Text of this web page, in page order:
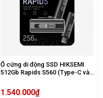
Ổ cứng di động SSD HIKSEMI
512Gb Rapids S560 (Type-C và
Xám)
1.540.000₫